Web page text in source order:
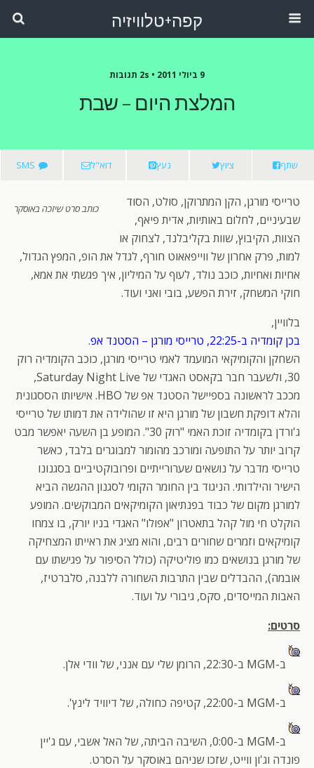
קפה+טלוויזיה
9 ביולי 2011 • 2s תגובות
המלצת היום – שבת
שתף ציוץ נעץ דוא"ל SMS
כותב סרט שיזכה באוסקר
טרייסי מורגן, הקן המתרוקן, סולט, הסוד
שבעיניים, לחלום באותיות, אדית פיאף,
הצוות, הקיבוץ, שוות בקליבלנד, לצחוק או
למות, פרק אחרון של ווייפאאוט חורף, לגדל את הופ, המפץ הגדול,
אחיות ואחיות, כוכב נולד, לעוף על המיליון, איך פגשתי את אמא,
חוקי המשחק, זירת הפשע, בובי ואני ועוד.
בלוויין,
בכן קומדיה ב-22:25, טרייסי מורגן – הסטנד אפ
.
השחקן והקומיקאי המועמד לאמי טרייסי מורגן, כוכב הקומדיה רוק
30, ולשעבר חבר בקאסט האגדי של Saturday Night Live,
מככב לראשונה בספיישל הסטנד אפ של HBO. אישיותו הססגונית
והלא דופקת חשבון של מורגן היא זו שהולידה את דמותו של טרייסי
ג'ורדן בקומדיה זוכת האמי "רוק 30". המופע בן השעה יאפשר מבט
קרוב יותר על התופעה ומורכב מהומור למבוגרים בלבד, כאשר
טרייסי מדבר על נושאים שערורייתיים ופרובוקטיביים בסגנונו
הישיר והילדותי. הניגוד בין החומר הקומי לסגנון ההגשה הביא
למורגן מקום של כבוד בפנתיאון הקומיקאים המבוקשים. המופע
הוקלט חי מול קהל בתאטרון "אפולו" האגדי בניו יורק, בו צמחו
קומיקאים וזמרים שחורים רבים, והוא מציג את ראייתו המצחיקה
של מורגן בנושאים כמו פוליטיקה (כולל הסיפור על פגישתו עם
אובמה), ההבדלים שבין התרבות השחורה ללבנה, סלברטיז,
האבות המייסדים, סקס, גיבורי על ועוד.
סרטים:
ב-MGM ב-22:30, הרומן שלי עם אנני, של וודי אלן.
ב-MGM ב-22:00, קטיפה כחולה, של דיוויד לינץ'.
ב-MGM ב-0:00, השיבה הביתה, של האל אשבי, עם ג'יין
פונדה וג'ון ווייט, שזכו שניהם באוסקר על הסרט.